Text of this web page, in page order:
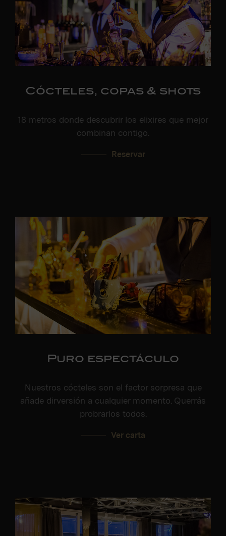
Cócteles, copas & shots
18 metros donde descubrir los elixires que mejor
combinan contigo.
Reservar
Puro espectáculo
Nuestros cócteles son el factor sorpresa que
añade dirversión a cualquier momento. Querrás
probrarlos todos.
Ver carta